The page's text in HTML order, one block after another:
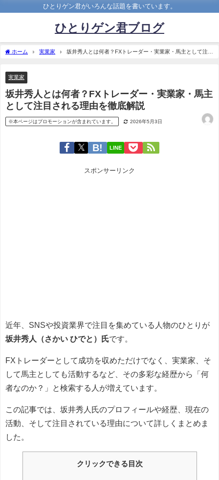
ひとりゲン君がいろんな話題を書いています。
ひとりゲン君ブログ
ホーム 実業家
坂井秀人とは何者？FXトレーダー・実業家・馬主として注目
実業家
坂井秀人とは何者？FXトレーダー・実業家・馬主
として注目される理由を徹底解説
※本ページはプロモーションが含まれています。 2026年5月3日
LINE
スポンサーリンク
近年、SNSや投資業界で注目を集めている人物のひとりが
坂井秀人（さかい ひでと）氏です。
FXトレーダーとして成功を収めただけでなく、実業家、そ
して馬主としても活動するなど、その多彩な経歴から「何
者なのか？」と検索する人が増えています。
この記事では、坂井秀人氏のプロフィールや経歴、現在の
活動、そして注目されている理由について詳しくまとめま
した。
クリックできる目次